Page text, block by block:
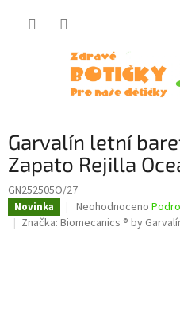
Garvalín letní
Zapato Rejilla
GN252505O/27
Novinka
Průměrné
hodnocení
Neohodnoceno
Značka: Biomecanics ® by